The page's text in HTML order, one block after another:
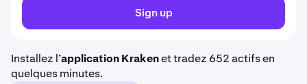
Sign up
Installez l’application Krakenet tradez 652 actifs en
quelques minutes.